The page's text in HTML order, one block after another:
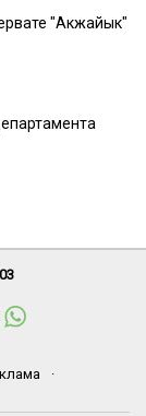
″Акжайык″
·